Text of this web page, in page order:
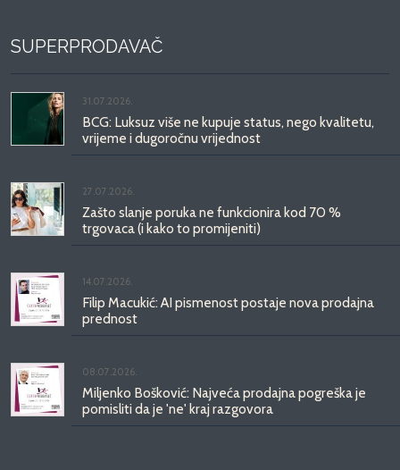
SUPERPRODAVAČ
31.07.2026.
BCG: Luksuz više ne kupuje status, nego kvalitetu,
vrijeme i dugoročnu vrijednost
27.07.2026.
Zašto slanje poruka ne funkcionira kod 70 %
trgovaca (i kako to promijeniti)
14.07.2026.
Filip Macukić: AI pismenost postaje nova prodajna
prednost
08.07.2026.
Miljenko Bošković: Najveća prodajna pogreška je
pomisliti da je 'ne' kraj razgovora